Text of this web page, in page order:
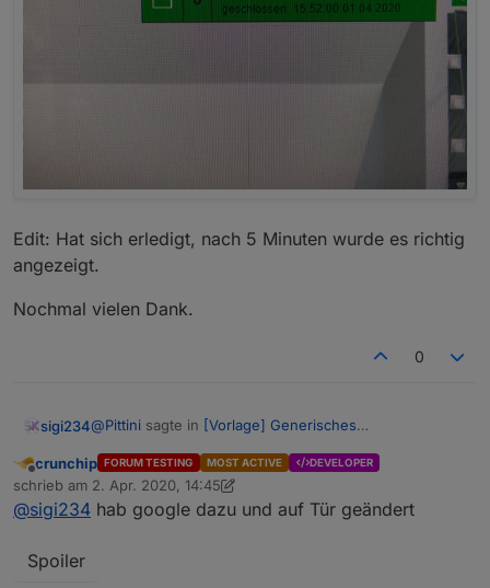
Edit: Hat sich erledigt, nach 5 Minuten wurde es richtig
angezeigt.
Nochmal vielen Dank.
0
sigi234@Pittini sagte in [Vorlage] Generisches
@sigi234sagte in[Vorlage] Generisches
Fensteroffenskript + Vis
Habe ich, aber kann dann das Icon nicht abändern.
Offline
crunchip FORUM TESTING MOST ACTIVE DEVELOPER
schrieb am 2. Apr. 2020, 14:45
zuletzt editiert von crunchip 4. Feb. 2020, 19:22
@sigi234 hab google dazu und auf Tür geändert
Spoiler